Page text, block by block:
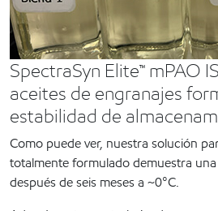
SpectraSyn Elite™ mPAO
aceites de engranajes
estabilidad de
Como puede ver, nuestra solución
totalmente formulado demuestra
después de seis meses a ~0°C.